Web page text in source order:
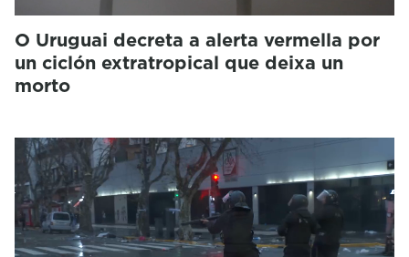
O Uruguai decreta a alerta vermella por
un ciclón extratropical que deixa un
morto